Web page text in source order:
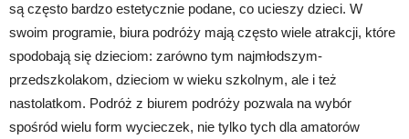
są często bardzo estetycznie podane, co ucieszy dzieci. W
swoim programie, biura podróży mają często wiele atrakcji, które
spodobają się dzieciom: zarówno tym najmłodszym-
przedszkolakom, dzieciom w wieku szkolnym, ale i też
nastolatkom. Podróż z biurem podróży pozwala na wybór
spośród wielu form wycieczek, nie tylko tych dla amatorów